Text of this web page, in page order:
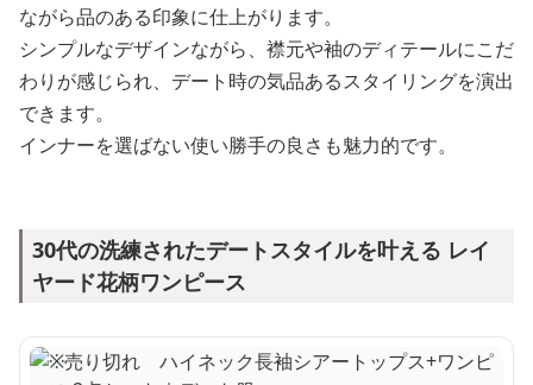
ながら品のある印象に仕上がります。
シンプルなデザインながら、襟元や袖のディテールにこだ
わりが感じられ、デート時の気品あるスタイリングを演出
できます。
インナーを選ばない使い勝手の良さも魅力的です。
30代の洗練されたデートスタイルを叶える レイ
ヤード花柄ワンピース